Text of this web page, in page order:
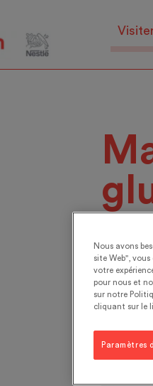
Nous avons
site Web",
votre
pour nous et
sur notre
cliquant sur le
Paramètres